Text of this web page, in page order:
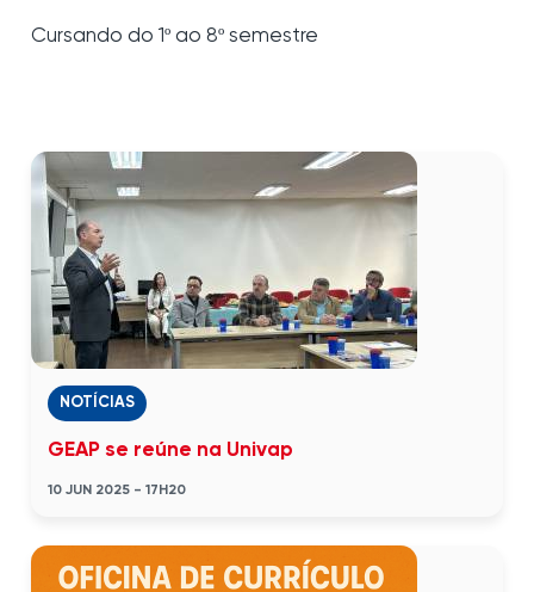
Cursando do 1º ao 8º semestre
NOTÍCIAS
GEAP se reúne na Univap
10 JUN 2025 - 17H20